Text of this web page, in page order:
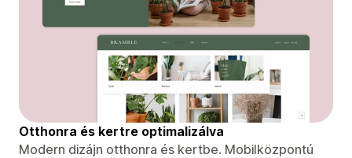
Otthonra és kertre optimalizálva
Modern dizájn otthonra és kertbe. Mobilközpontú